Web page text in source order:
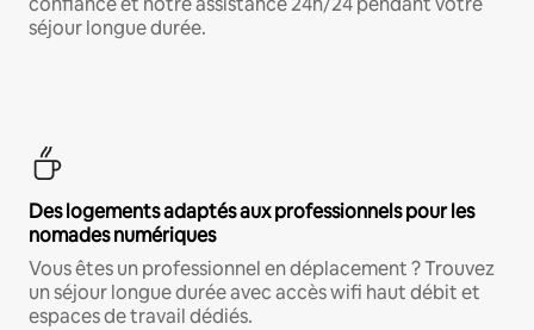
séjour longue durée.
Des logements adaptés aux professionnels pour les
nomades numériques
Vous êtes un professionnel en déplacement ? Trouvez
un séjour longue durée avec accès wifi haut débit et
espaces de travail dédiés.